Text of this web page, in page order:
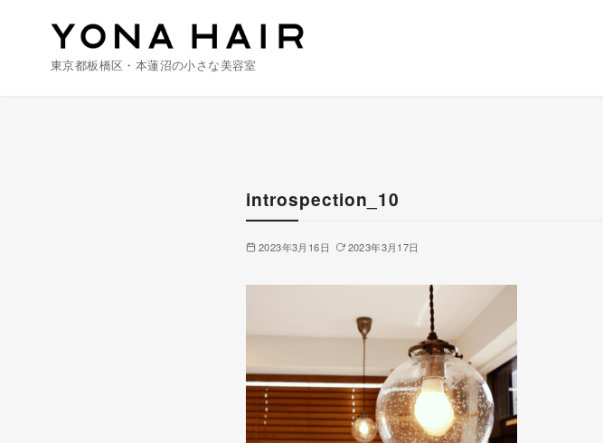
東京都板橋区・本蓮沼の小さな美容室
introspection_10
2023年3月16日 2023年3月17日